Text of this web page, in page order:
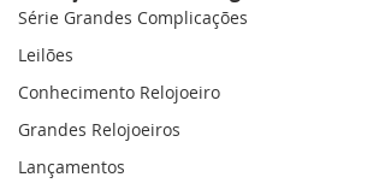
Série Grandes Complicações
Leilões
Conhecimento Relojoeiro
Grandes Relojoeiros
Lançamentos